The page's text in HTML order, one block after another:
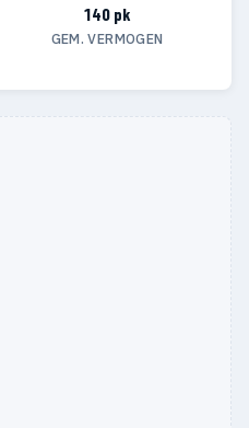
140 pk
GEM. VERMOGEN